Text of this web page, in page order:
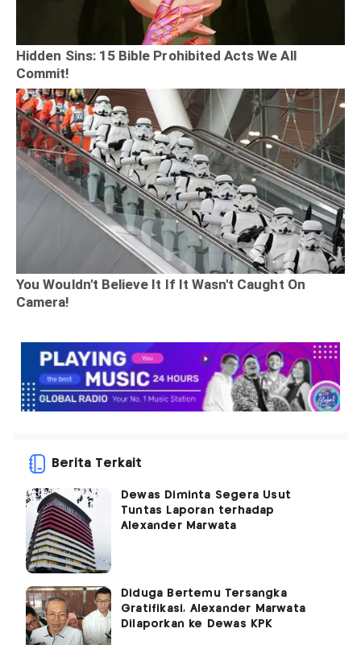
Berita Terkait
Dewas Diminta Segera Usut
Tuntas Laporan terhadap
Alexander Marwata
Diduga Bertemu Tersangka
Gratifikasi, Alexander Marwata
Dilaporkan ke Dewas KPK